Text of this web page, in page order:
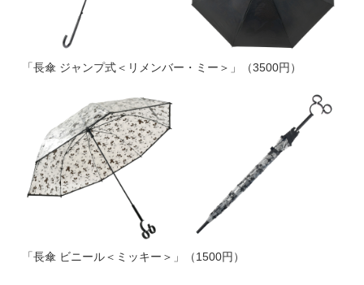
「長傘 ジャンプ式＜リメンバー・ミー＞」（3500円）
「長傘 ビニール＜ミッキー＞」（1500円）